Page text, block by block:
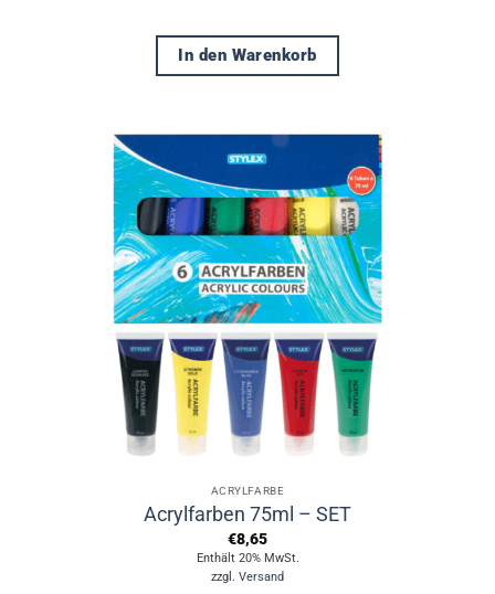
In den Warenkorb
ACRYLFARBE
Acrylfarben 75ml – SET
€8,65
Enthält 20% MwSt.
zzgl. Versand